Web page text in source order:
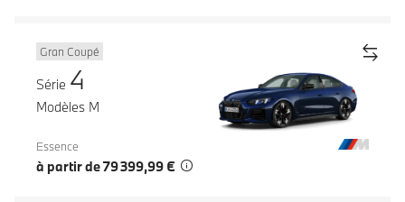
Gran Coupé
Série 4
Modèles M
Essence
à partir de 79 399,99 €